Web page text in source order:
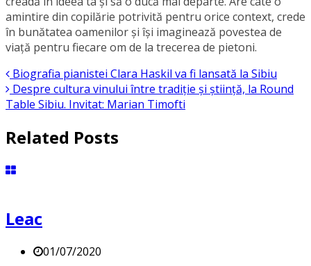
amintire din copilărie potrivită pentru orice context, crede
în bunătatea oamenilor și își imaginează povestea de
viață pentru fiecare om de la trecerea de pietoni.
Biografia pianistei Clara Haskil va fi lansată la Sibiu
Despre cultura vinului între tradiție și știință, la Round
Table Sibiu. Invitat: Marian Timofti
Related Posts
Leac
01/07/2020